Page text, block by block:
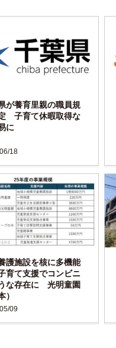
18
が養育里親の職員規
子育て休暇取得な
に
09
護施設を核に多機能
て支援でコンビニ
な存在に 光明童園
）